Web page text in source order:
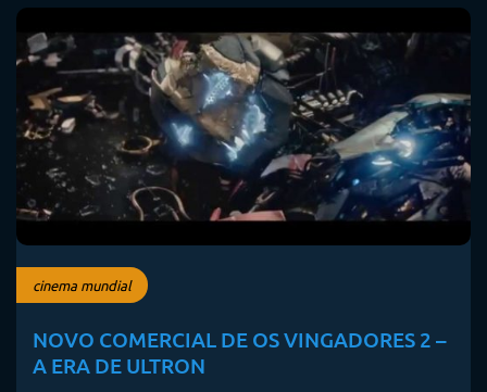
cinema mundial
NOVO COMERCIAL DE OS VINGADORES 2 –
A ERA DE ULTRON